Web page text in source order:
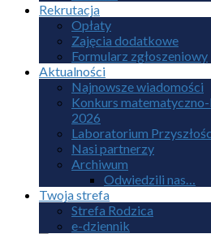
Rekrutacja
Opłaty
Zajęcia dodatkowe
Formularz zgłoszeniowy
Aktualności
Najnowsze wiadomości
Konkurs
2026
Laboratorium
Nasi partnerzy
Archiwum
Odwiedzili nas…
Twoja strefa
Strefa Rodzica
e-dziennik